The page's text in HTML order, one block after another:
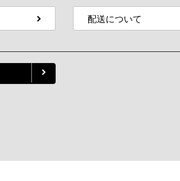
配送について